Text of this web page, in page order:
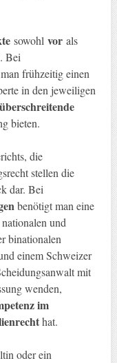
sowohl vorals
Bei
frühzeitig einen
in den jeweiligen
bieten.
die
stellen die
dar. Bei
benötigt man eine
und
binationalen
einem Schweizer
mit
wenden,
im
hat.
oder ein